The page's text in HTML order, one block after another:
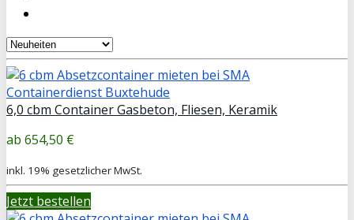
6,0 cbm Container Gasbeton, Fliesen, Keramik
654,50 €
inkl. 19% gesetzlicher MwSt.
Jetzt bestellen